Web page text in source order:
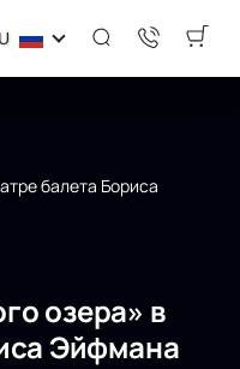
балета Бориса
озера» в
Эйфмана